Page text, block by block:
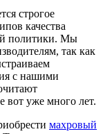
строгое
качества
политики. Мы
так как
с нашими
вот уже много лет.
махровый